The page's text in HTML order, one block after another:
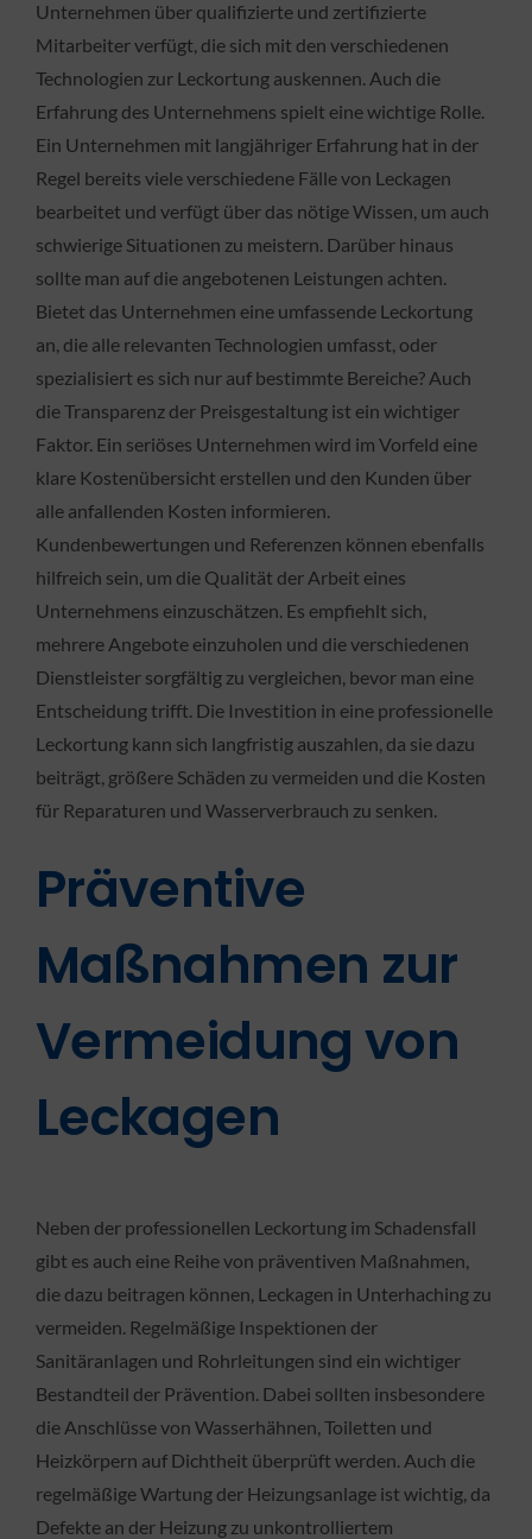
Unternehmen über qualifizierte und zertifizierte
Mitarbeiter verfügt, die sich mit den verschiedenen
Technologien zur Leckortung auskennen. Auch die
Erfahrung des Unternehmens spielt eine wichtige Rolle.
Ein Unternehmen mit langjähriger Erfahrung hat in der
Regel bereits viele verschiedene Fälle von Leckagen
bearbeitet und verfügt über das nötige Wissen, um auch
schwierige Situationen zu meistern. Darüber hinaus
sollte man auf die angebotenen Leistungen achten.
Bietet das Unternehmen eine umfassende Leckortung
an, die alle relevanten Technologien umfasst, oder
spezialisiert es sich nur auf bestimmte Bereiche? Auch
die Transparenz der Preisgestaltung ist ein wichtiger
Faktor. Ein seriöses Unternehmen wird im Vorfeld eine
klare Kostenübersicht erstellen und den Kunden über
alle anfallenden Kosten informieren.
Kundenbewertungen und Referenzen können ebenfalls
hilfreich sein, um die Qualität der Arbeit eines
Unternehmens einzuschätzen. Es empfiehlt sich,
mehrere Angebote einzuholen und die verschiedenen
Dienstleister sorgfältig zu vergleichen, bevor man eine
Entscheidung trifft. Die Investition in eine professionelle
Leckortung kann sich langfristig auszahlen, da sie dazu
beiträgt, größere Schäden zu vermeiden und die Kosten
für Reparaturen und Wasserverbrauch zu senken.
Präventive
Maßnahmen zur
Vermeidung von
Leckagen
Neben der professionellen Leckortung im Schadensfall
gibt es auch eine Reihe von präventiven Maßnahmen,
die dazu beitragen können, Leckagen in Unterhaching zu
vermeiden. Regelmäßige Inspektionen der
Sanitäranlagen und Rohrleitungen sind ein wichtiger
Bestandteil der Prävention. Dabei sollten insbesondere
die Anschlüsse von Wasserhähnen, Toiletten und
Heizkörpern auf Dichtheit überprüft werden. Auch die
regelmäßige Wartung der Heizungsanlage ist wichtig, da
Defekte an der Heizung zu unkontrolliertem